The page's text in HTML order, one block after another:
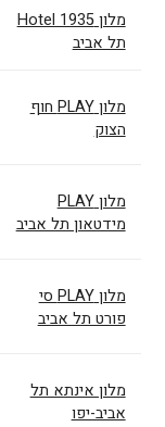
מלון Hotel 1935
תל אביב
מלון PLAY חוף
הצוק
מלון PLAY
מידטאון תל אביב
מלון PLAY סי
פורט תל אביב
מלון אינתא תל
אביב-יפו